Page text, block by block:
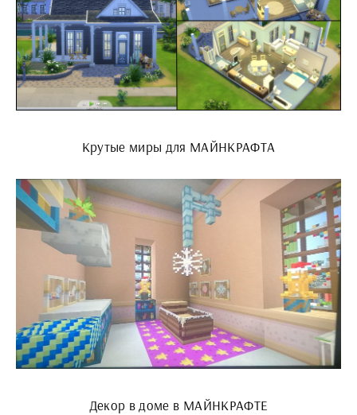
Крутые миры для МАЙНКРАФТА
Декор в доме в МАЙНКРАФТЕ